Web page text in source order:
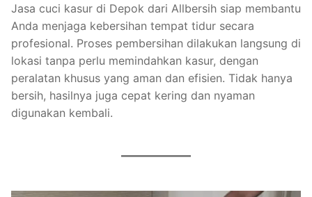
Jasa cuci kasur di Depok dari Allbersih siap membantu
Anda menjaga kebersihan tempat tidur secara
profesional. Proses pembersihan dilakukan langsung di
lokasi tanpa perlu memindahkan kasur, dengan
peralatan khusus yang aman dan efisien. Tidak hanya
bersih, hasilnya juga cepat kering dan nyaman
digunakan kembali.